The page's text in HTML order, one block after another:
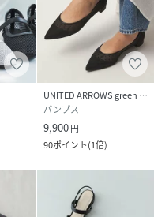
UNITED ARROWS green label relaxing
パンプス
9,900円
90ポイント(1倍)